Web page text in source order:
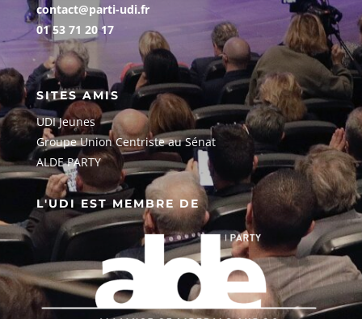
contact@parti-udi.fr
01 53 71 20 17
SITES AMIS
UDI Jeunes
Groupe Union Centriste au Sénat
ALDE PARTY
L'UDI EST MEMBRE DE